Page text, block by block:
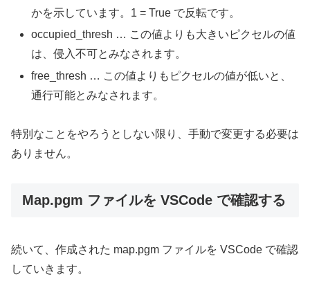
かを示しています。1 = True で反転です。
occupied_thresh … この値よりも大きいピクセルの値
は、侵入不可とみなされます。
free_thresh … この値よりもピクセルの値が低いと、
通行可能とみなされます。
特別なことをやろうとしない限り、手動で変更する必要は
ありません。
Map.pgm ファイルを VSCode で確認する
続いて、作成された map.pgm ファイルを VSCode で確認
していきます。